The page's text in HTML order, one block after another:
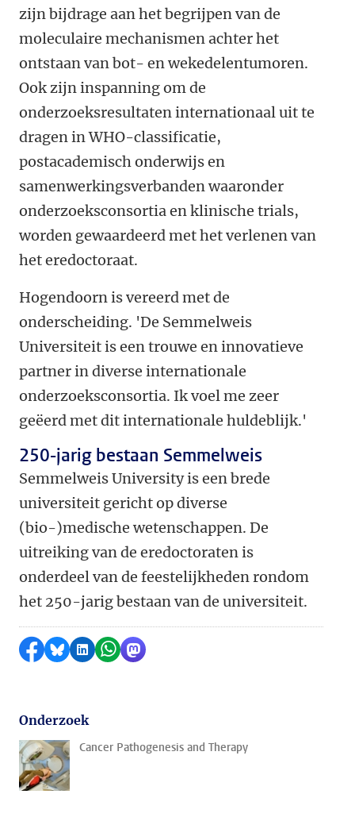
zijn bijdrage aan het begrijpen van de
moleculaire mechanismen achter het
ontstaan van bot- en wekedelentumoren.
Ook zijn inspanning om de
onderzoeksresultaten internationaal uit te
dragen in WHO-classificatie,
postacademisch onderwijs en
samenwerkingsverbanden waaronder
onderzoeksconsortia en klinische trials,
worden gewaardeerd met het verlenen van
het eredoctoraat.
Hogendoorn is vereerd met de
onderscheiding. 'De Semmelweis
Universiteit is een trouwe en innovatieve
partner in diverse internationale
onderzoeksconsortia. Ik voel me zeer
geëerd met dit internationale huldeblijk.'
250-jarig bestaan Semmelweis
Semmelweis University is een brede
universiteit gericht op diverse
(bio-)medische wetenschappen. De
uitreiking van de eredoctoraten is
onderdeel van de feestelijkheden rondom
het 250-jarig bestaan van de universiteit.
Delen op Facebook
Delen via Bluesky
Delen op LinkedIn
Delen via WhatsApp
Delen via Mastodon
Onderzoek
Cancer Pathogenesis and Therapy